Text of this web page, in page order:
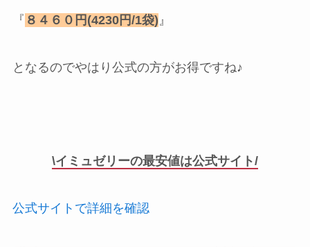
『 ８４６０円(4230円/1袋) 』
となるのでやはり公式の方がお得ですね♪
\イミュゼリーの最安値は公式サイト/
公式サイトで詳細を確認